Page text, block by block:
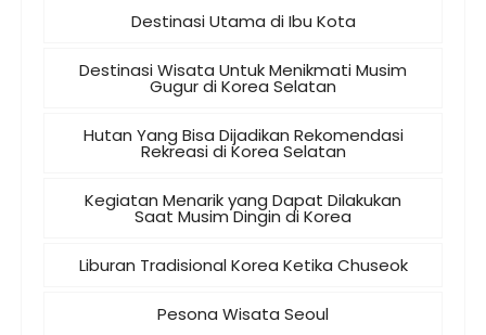
Destinasi Utama di Ibu Kota
Destinasi Wisata Untuk Menikmati Musim
Gugur di Korea Selatan
Hutan Yang Bisa Dijadikan Rekomendasi
Rekreasi di Korea Selatan
Kegiatan Menarik yang Dapat Dilakukan
Saat Musim Dingin di Korea
Liburan Tradisional Korea Ketika Chuseok
Pesona Wisata Seoul